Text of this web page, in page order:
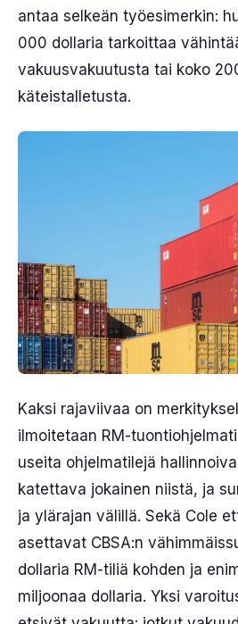
antaa selkeän työesimerkin:
000 dollaria tarkoittaa
vakuusvakuutusta tai koko
käteistalletusta.
Kaksi rajaviivaa on
ilmoitetaan RM-
useita ohjelmatilejä
katettava jokainen niistä, ja
ja ylärajan välillä. Sekä Cole
asettavat CBSA:n
dollaria RM-tiliä kohden ja
miljoonaa dollaria. Yksi